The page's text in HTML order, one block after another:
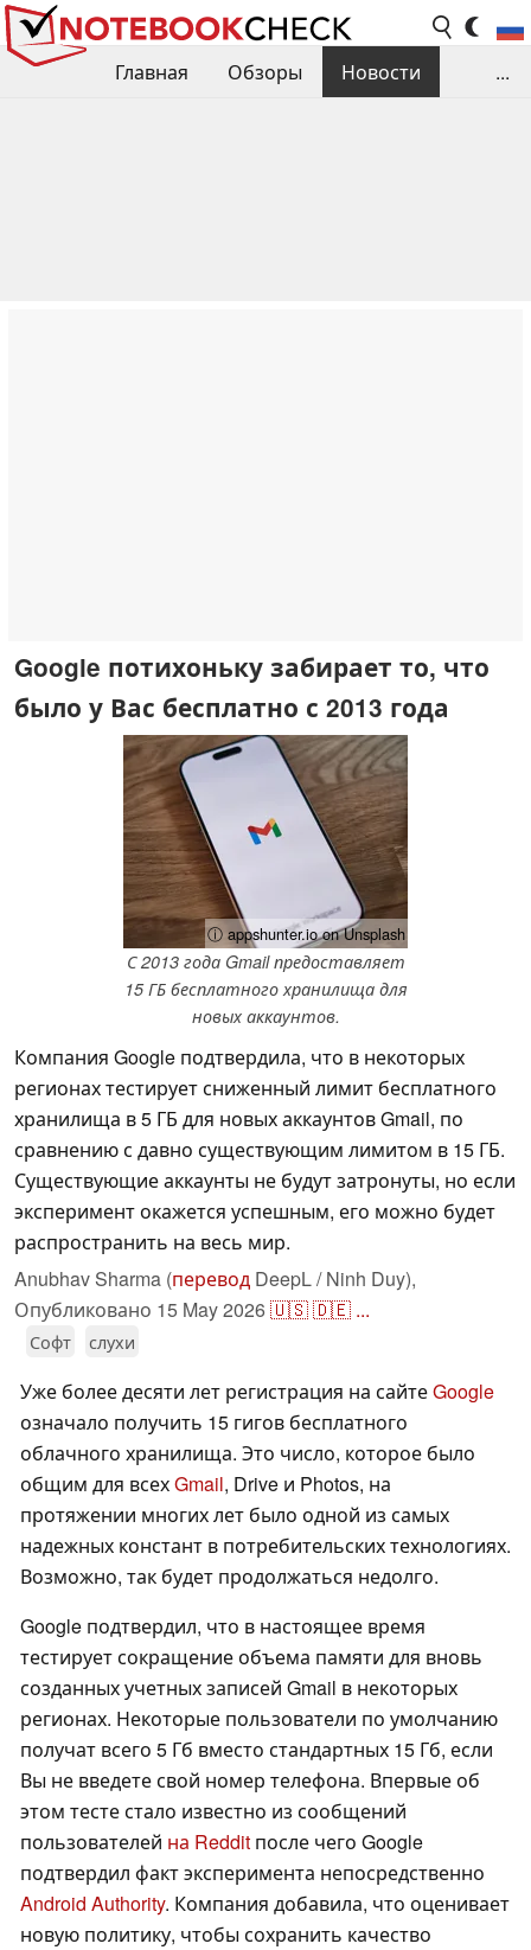
Главная Обзоры
Новости
...
Google потихоньку забирает то, что
было у Вас бесплатно с 2013 года
ⓘ appshunter.io on Unsplash
С 2013 года Gmail предоставляет
15 ГБ бесплатного хранилища для
новых аккаунтов.
Компания Google подтвердила, что в некоторых
регионах тестирует сниженный лимит бесплатного
хранилища в 5 ГБ для новых аккаунтов Gmail, по
сравнению с давно существующим лимитом в 15 ГБ.
Существующие аккаунты не будут затронуты, но если
эксперимент окажется успешным, его можно будет
распространить на весь мир.
Anubhav Sharma (перевод DeepL / Ninh Duy),
Опубликовано 15 May 2026🇺🇸🇩🇪 ...
Софт слухи
Уже более десяти лет регистрация на сайтеGoogle
означало получить 15 гигов бесплатного
облачного хранилища. Это число, которое было
общим для всехGmail, Drive и Photos, на
протяжении многих лет было одной из самых
надежных констант в потребительских технологиях.
Возможно, так будет продолжаться недолго.
Google подтвердил, что в настоящее время
тестирует сокращение объема памяти для вновь
созданных учетных записей Gmail в некоторых
регионах. Некоторые пользователи по умолчанию
получат всего 5 Гб вместо стандартных 15 Гб, если
Вы не введете свой номер телефона. Впервые об
этом тесте стало известно из сообщений
пользователей на Reddit после чего Google
подтвердил факт эксперимента непосредственно
Android Authority. Компания добавила, что оценивает
новую политику, чтобы сохранить качество